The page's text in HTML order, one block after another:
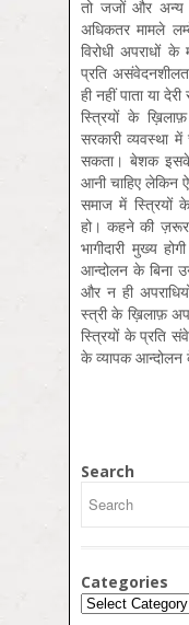
तो जजों और अन्य
अधिकतर मामले
विरोधी अपराधों
प्रति
ही नहीं पाता या
स्त्रियों के
सरकारी व्यवस्था
सकता। बेशक इसके
आनी चाहिए लेकिन
समाज में स्त्रियों
हो। कहने की
भागीदारी मुख्य
आन्दोलन के बिना
और न ही
स्त्री के ख़िलाफ़
स्त्रियों के प्रति
के व्यापक आन्दोलन
Search
Categories
Categories